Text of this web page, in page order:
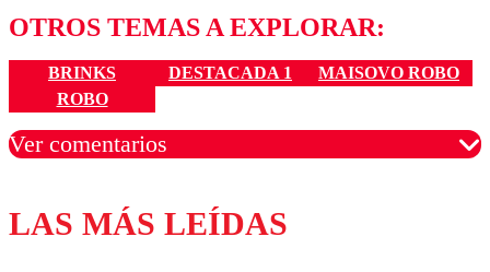
OTROS TEMAS A EXPLORAR:
BRINKS DESTACADA 1
MAISOVO ROBO
ROBO
Ver comentarios
Los comentarios son moderados para garantizar un
diálogo respetuoso.
LAS MÁS LEÍDAS